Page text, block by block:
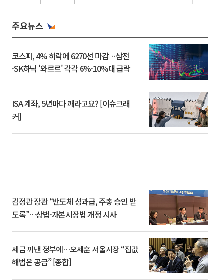
주요뉴스
코스피, 4% 하락에 6270선 마감…삼전
·SK하닉 '와르르' 각각 6%·10%대 급락
ISA 계좌, 5년마다 깨라고요? [이슈크래
커]
김정관 장관 “반도체 성과급, 주총 승인 받
도록”…상법·자본시장법 개정 시사
세금 꺼낸 정부에…오세훈 서울시장 “집값
해법은 공급” [종합]